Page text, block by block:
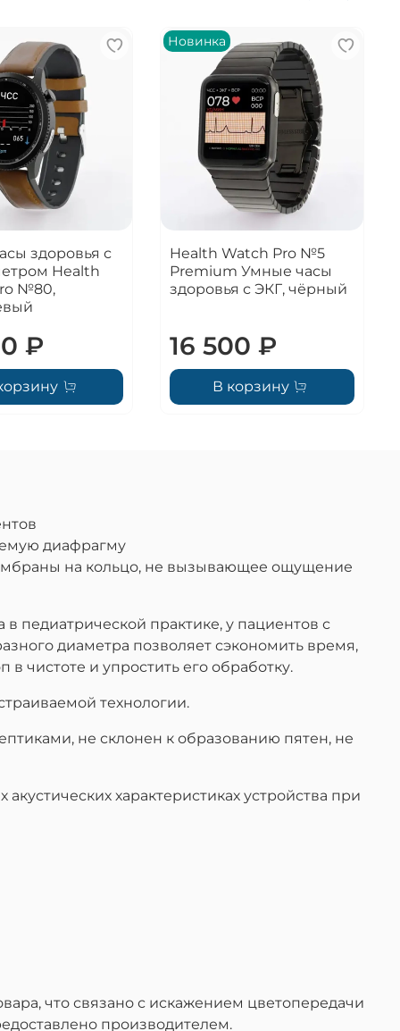
здоровья с
Health
№80,
₽
Новинка
Health Watch Pro №5
Premium Умные часы
здоровья с ЭКГ, чёрный
16 500 ₽
В корзину
диафрагму
на кольцо, не вызывающее ощущение
педиатрической практике, у пациентов с
диаметра позволяет сэкономить время,
чистоте и упростить его обработку.
технологии.
не склонен к образованию пятен, не
характеристиках устройства при
что связано с искажением цветопередачи
производителем.